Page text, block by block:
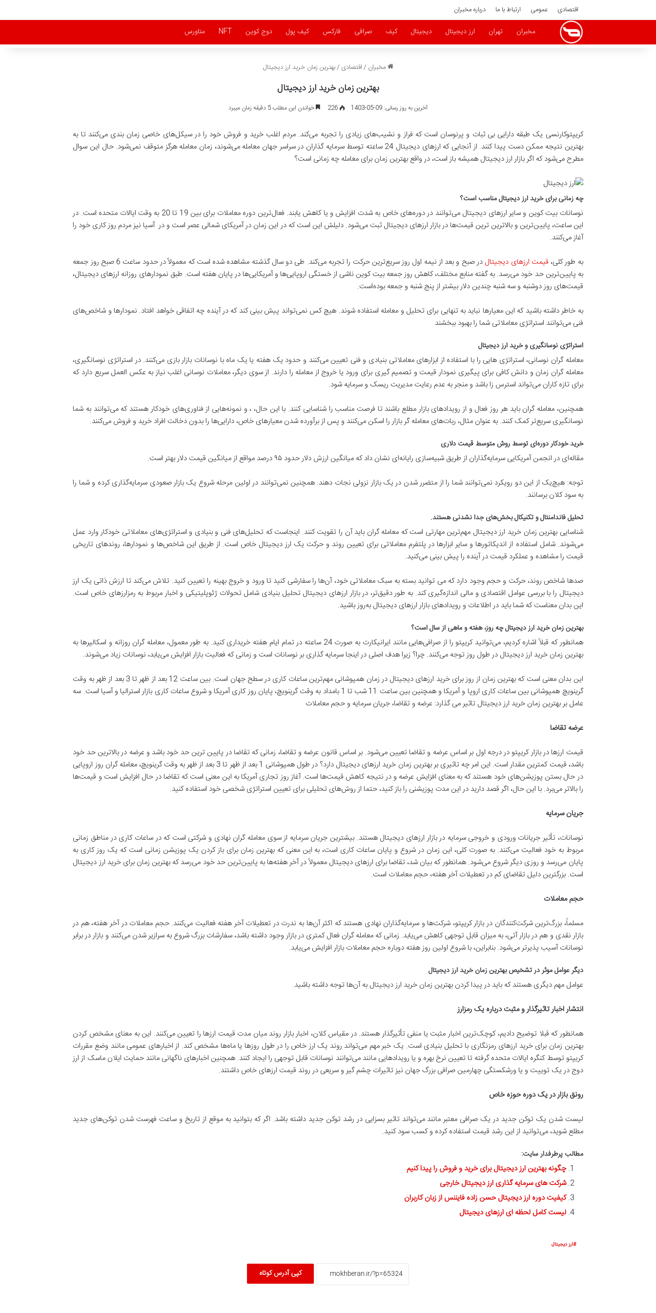
اقتصادی عمومی ارتباط با ما درباره مخبران
مخبران تهران ارز دیجیتال دیجیتال کیف صرافی فارکس کیف پول دوج کوین NFT متاورس
مخبران /اقتصادی /بهترین زمان خرید ارز دیجیتال
بهترین زمان خرید ارز دیجیتال
آخرین به روز رسانی: 09-05-1403 226 خواندن این مطلب 5 دقیقه زمان میبرد
کریپتوکارنسی یک طبقه دارایی بی ثبات و پرنوسان است که فراز و نشیب‌های زیادی را تجربه می‌کند. مردم اغلب خرید و فروش خود را در سیکل‌های خاصی زمان بندی می‌کنند تا به
بهترین نتیجه ممکن دست پیدا کنند. از آنجایی که ارزهای دیجیتال 24 ساعته توسط سرمایه گذاران در سراسر جهان معامله می‌شوند، زمان معامله هرگز متوقف نمی‌شود. حال این سوال
مطرح می‌شود که اگر بازار ارز دیجیتال همیشه باز است، در واقع بهترین زمان برای معامله چه زمانی است؟
چه زمانی برای خرید ارز دیجیتال مناسب است؟
نوسانات بیت کوین و سایر ارزهای دیجیتال می‌توانند در دوره‌های خاص به شدت افزایش و یا کاهش یابند. فعال‌ترین دوره معاملات برای بین 19 تا 20 به وقت ایالات متحده است. در
این ساعت، پایین‌ترین و بالاترین ترین قیمت‌ها در بازار ارزهای دیجیتال ثبت می‌شود. دلیلش این است که در این زمان در آمریکای شمالی عصر است و در آسیا نیز مردم روز کاری خود را
آغاز می‌کنند.
به طور کلی، قیمت ارزهای دیجیتال
در صبح و بعد از نیمه اول روز سریع‌ترین حرکت را تجربه می‌کند. طی دو سال گذشته مشاهده شده است که معمولاً در حدود ساعت 6 صبح روز جمعه
به پایین‌ترین حد خود می‌رسد. به گفته منابع مختلف، کاهش روز جمعه بیت کوین ناشی از خستگی اروپایی‌ها و آمریکایی‌ها در پایان هفته است. طبق نمودارهای روزانه ارزهای دیجیتال،
قیمت‌های روز دوشنبه و سه شنبه چندین دلار بیشتر از پنج شنبه و جمعه بوده‌است.
به خاطر داشته باشید که این معیارها نباید به تنهایی برای تحلیل و معامله استفاده شوند. هیچ کس نمی‌تواند پیش بینی کند که در آینده چه اتفاقی خواهد افتاد. نمودارها و شاخص‌های
فنی می‌توانند استراتژی معاملاتی شما را بهبود ببخشند
استراتژی نوسانگیری و خرید ارز دیجیتال
معامله گران نوسانی، استراتژی هایی را با استفاده از ابزارهای معاملاتی بنیادی و فنی تعیین می‌کنند و حدود یک هفته یا یک ماه با نوسانات بازار بازی می‌کنند. در استراتژی نوسانگیری،
معامله گران زمان و دانش کافی برای پیگیری نمودار قیمت و تصمیم گیری برای ورود یا خروج از معامله را دارند. از سوی دیگر، معاملات نوسانی اغلب نیاز به عکس العمل سریع دارد که
برای تازه کاران می‌تواند استرس زا باشد و منجر به عدم رعایت مدیریت ریسک و سرمایه شود.
همچنین، معامله گران باید هر روز فعال و از رویدادهای بازار مطلع باشند تا فرصت مناسب را شناسایی کنند. با این حال، ، و نمونه‌هایی از فناوری‌های خودکار هستند که می‌توانند به شما
نوسانگیری سریع‌تر کمک کنند. به عنوان مثال، ربات‌های معامله گر بازار را اسکن می‌کنند و پس از برآورده شدن معیارهای خاص، دارایی‌ها را بدون دخالت افراد خرید و فروش می‌کنند.
خرید خودکار دوره‌ای توسط روش متوسط قیمت دلاری
مقاله‌ای در انجمن آمریکایی سرمایه‌گذاران از طریق شبیه‌سازی رایانه‌ای نشان داد که میانگین‌ ارزش دلار حدود ۹۵ درصد مواقع از میانگین قیمت دلار بهتر است.
توجه: هیچ‌یک از این دو رویکرد نمی‌توانند شما را از متضرر شدن در یک بازار نزولی نجات دهند. همچنین نمی‌توانند در اولین مرحله شروع یک بازار صعودی سرمایه‌گذاری کرده و شما را
به سود کلان برسانند.
تحلیل فاندامنتال و تکنیکال بخش‌های جدا نشدنی هستند.
شناسایی بهترین زمان‌ خرید ارز دیجیتال مهم‌ترین مهارتی است که معامله گران باید آن را تقویت کنند. اینجاست که تحلیل‌های فنی و بنیادی و استراتژی‌های معاملاتی خودکار وارد عمل
می‌شوند. شامل استفاده از اندیکاتورها و سایر ابزارها در پلتفرم معاملاتی برای تعیین روند و حرکت یک ارز دیجیتال خاص است. از طریق این شاخص‌ها و نمودارها، روندهای تاریخی
قیمت را مشاهده و عملکرد قیمت در آینده را پیش بینی می‌کنید.
صدها شاخص روند، حرکت و حجم وجود دارد که می توانید بسته به سبک معاملاتی خود، آن‌ها را سفارشی کنید تا ورود و خروج بهینه را تعیین کنید. تلاش می‌کند تا ارزش ذاتی یک ارز
دیجیتال را با بررسی عوامل اقتصادی و مالی اندازه‌گیری کند. به طور دقیق‌تر، در بازار ارزهای دیجیتال تحلیل بنیادی شامل تحولات ژئوپلیتیکی و اخبار مربوط به رمزارزهای خاص است.
این بدان معناست که شما باید در اطلاعات و رویدادهای بازار ارزهای دیجیتال به‌روز باشید.
بهترین زمان خرید ارز دیجیتال چه روز، هفته و ماهی از سال است؟
همانطور که قبلاً اشاره کردیم، می‌توانید کریپتو را از صرافی‌هایی مانند ایرانیکارت به صورت 24 ساعته در تمام ایام هفته خریداری کنید. به طور معمول، معامله گران روزانه و اسکالپرها به
بهترین زمان خرید ارز دیجیتال در طول روز توجه می‌کنند. چرا؟ زیرا هدف اصلی در اینجا سرمایه گذاری بر نوسانات است و زمانی که فعالیت بازار افزایش می‌یابد، نوسانات زیاد می‌شوند.
این بدان معنی است که بهترین زمان از روز برای خرید ارزهای دیجیتال در زمان همپوشانی مهم‌ترین ساعات کاری در سطح جهان است. بین ساعت 12 بعد از ظهر تا 3 بعد از ظهر به وقت
گرینویچ همپوشانی بین ساعات کاری اروپا و آمریکا و همچنین بین ساعت 11 شب تا 1 بامداد به وقت گرینویچ، پایان روز کاری آمریکا و شروع ساعات کاری بازار استرالیا و آسیا است. سه
عامل بر بهترین زمان خرید ارز دیجیتال تاثیر می گذارد: عرضه و تقاضا، جریان سرمایه و حجم معاملات
عرضه تقاضا
قیمت ارزها در بازار کریپتو در درجه اول بر اساس عرضه و تقاضا تعیین می‌شود. بر اساس قانون عرضه و تقاضا، زمانی که تقاضا در پایین ترین حد خود باشد و عرضه در بالاترین حد خود
باشد، قیمت کمترین مقدار است. این امر چه تاثیری بر بهترین زمان خرید ارزهای دیجیتال دارد؟ در طول همپوشانی 1 بعد از ظهر تا 3 بعد از ظهر به وقت گرینویچ، معامله گران روز اروپایی
در حال بستن پوزیشن‌های خود هستند که به معنای افزایش عرضه و در نتیجه کاهش قیمت‌ها است. آغاز روز تجاری آمریکا به این معنی است که تقاضا در حال افزایش است و قیمت‌ها
را بالاتر می‌برد. با این حال، اگر قصد دارید در این مدت پوزیشنی را باز کنید، حتما از روش‌های تحلیلی برای تعیین استراتژی شخصی خود استفاده کنید.
جریان سرمایه
نوسانات، تأثیر جریانات ورودی و خروجی سرمایه در بازار ارزهای دیجیتال هستند. بیشترین جریان سرمایه از سوی معامله گران نهادی و شرکتی است که در ساعات کاری در مناطق زمانی
مربوط به خود فعالیت می‌کنند. به صورت کلی، این زمان در شروع و پایان ساعات کاری است، به این معنی که بهترین زمان برای باز کردن یک پوزیشن زمانی است که یک روز کاری به
پایان می‌رسد و روزی دیگر شروع می‌شود. همانطور که بیان شد، تقاضا برای ارزهای دیجیتال معمولاً در آخر هفته‌ها به پایین‌ترین حد خود می‌رسد که بهترین زمان برای خرید ارز دیجیتال
است. بزرگترین دلیل تقاضای کم در تعطیلات آخر هفته، حجم معاملات است.
حجم معاملات
مسلماً، بزرگ‌ترین شرکت‌کنندگان در بازار کریپتو، شرکت‌ها و سرمایه‌گذاران نهادی هستند که اکثر آن‌ها به ندرت در تعطیلات آخر هفته فعالیت می‌کنند. حجم معاملات در آخر هفته، هم در
بازار نقدی و هم در بازار آتی، به میزان قابل توجهی کاهش می‌یابد. زمانی که معامله گران فعال کمتری در بازار وجود داشته باشد، سفارشات بزرگ شروع به سرازیر شدن می‌کنند و بازار در برابر
نوسانات آسیب پذیرتر می‌شود. بنابراین، با شروع اولین روز هفته دوباره حجم معاملات بازار افزایش می‌یابد.
دیگر عوامل موثر در تشخیص بهترین زمان خرید ارز دیجیتال
عوامل مهم دیگری هستند که باید در پیدا کردن بهترین زمان خرید ارز دیجیتال به آن‌ها توجه داشته باشید.
انتشار اخبار تاثیرگذار و مثبت درباره یک رمزارز
همانطور که قبلا توضیح دادیم، کوچک‌ترین اخبار مثبت یا منفی تأثیرگذار هستند. در مقیاس کلان، اخبار بازار روند میان مدت قیمت ارزها را تعیین می‌کنند. این به معنای مشخص کردن
بهترین زمان برای خرید ارزهای رمزنگاری با تحلیل بنیادی است. یک خبر مهم می‌تواند روند یک ارز خاص را در طول روزها یا ماه‌ها مشخص کند. از اخبارهای عمومی مانند وضع مقررات
کریپتو توسط کنگره ایالات متحده گرفته تا تعیین نرخ بهره و یا رویدادهایی مانند می‌توانند نوسانات قابل توجهی را ایجاد کنند. همچنین اخبارهای ناگهانی مانند حمایت ایلان ماسک از ارز
دوج در یک توییت و یا ورشکستگی چهارمین صرافی بزرگ جهان نیز تاثیرات چشم گیر و سریعی در روند قیمت ارزهای خاص داشتند.
رونق بازار در یک دوره حوزه خاص
لیست شدن یک توکن جدید در یک صرافی معتبر مانند می‌تواند تاثیر بسزایی در رشد توکن جدید داشته باشد. اگر که بتوانید به موقع از تاریخ و ساعت فهرست شدن توکن‌های جدید
مطلع شوید، می‌توانید از این رشد قیمت استفاده کرده و کسب سود کنید.
مطالب پرطرفدار سایت:
چگونه بهترین ارز دیجیتال برای خرید و فروش را پیدا کنیم
شرکت های سرمایه گذاری ارز دیجیتال خارجی
کیفیت دوره ارز دیجیتال حسن زاده فایننس از زبان کاربران
لیست کامل لحظه ای ارزهای دیجیتال
ارز دیجیتال
کپی آدرس کوتاه